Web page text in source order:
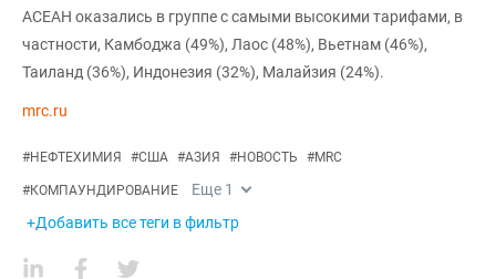
АСЕАН оказались в группе с самыми высокими тарифами, в
частности, Камбоджа (49%), Лаос (48%), Вьетнам (46%),
Таиланд (36%), Индонезия (32%), Малайзия (24%).
mrc.ru
#НЕФТЕХИМИЯ #США #АЗИЯ #НОВОСТЬ #MRC
#КОМПАУНДИРОВАНИЕ Еще 1
+Добавить все теги в фильтр